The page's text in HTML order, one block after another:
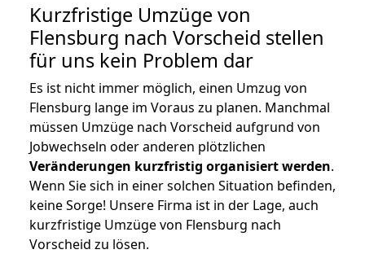
Kurzfristige Umzüge von
Flensburg nach Vorscheid stellen
für uns kein Problem dar
Es ist nicht immer möglich, einen Umzug von
Flensburg lange im Voraus zu planen. Manchmal
müssen Umzüge nach Vorscheid aufgrund von
Jobwechseln oder anderen plötzlichen
Veränderungen kurzfristig organisiert werden.
Wenn Sie sich in einer solchen Situation befinden,
keine Sorge! Unsere Firma ist in der Lage, auch
kurzfristige Umzüge von Flensburg nach
Vorscheid zu lösen.